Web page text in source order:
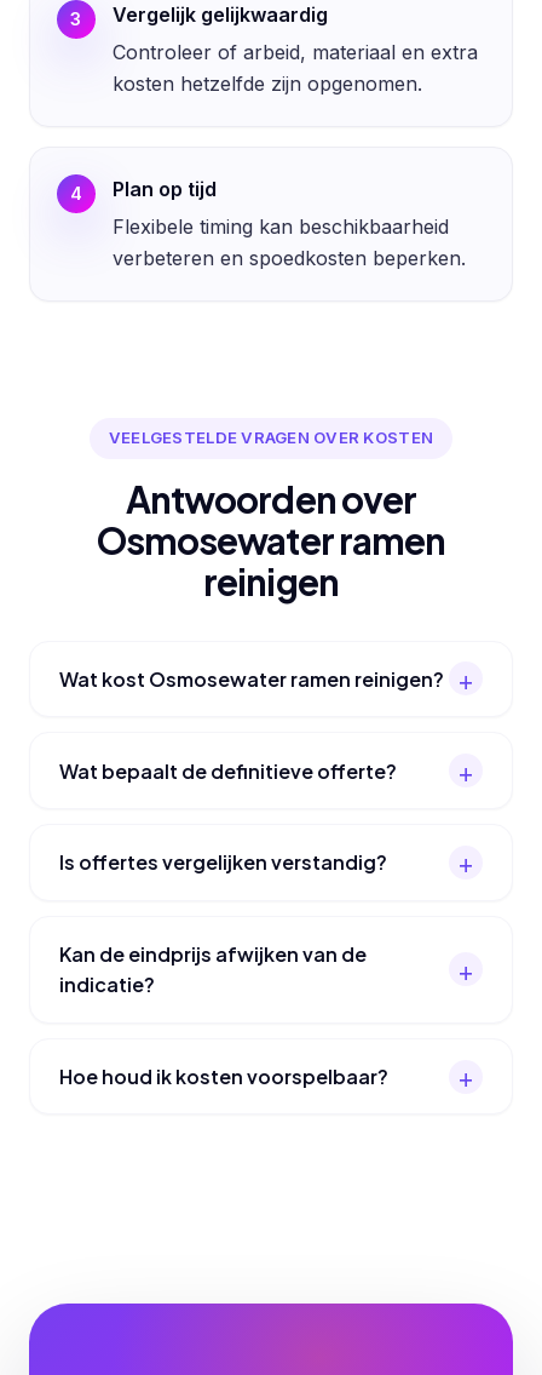
3
Vergelijk gelijkwaardig
Controleer of arbeid, materiaal en extra
kosten hetzelfde zijn opgenomen.
4
Plan op tijd
Flexibele timing kan beschikbaarheid
verbeteren en spoedkosten beperken.
VEELGESTELDE VRAGEN OVER KOSTEN
Antwoorden over
Osmosewater ramen
reinigen
Wat kost Osmosewater ramen reinigen?
Wat bepaalt de definitieve offerte?
Is offertes vergelijken verstandig?
Kan de eindprijs afwijken van de
indicatie?
Hoe houd ik kosten voorspelbaar?